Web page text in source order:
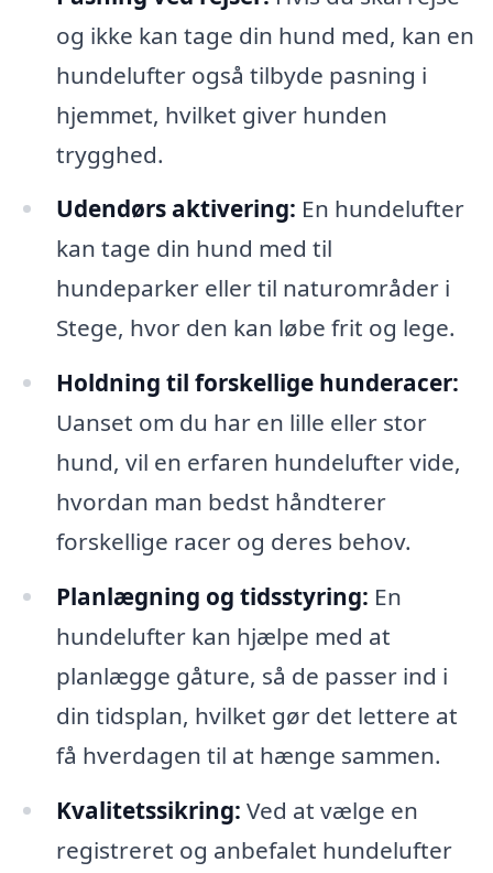
og ikke kan tage din hund med, kan en
hundelufter også tilbyde pasning i
hjemmet, hvilket giver hunden
trygghed.
Udendørs aktivering: En hundelufter
kan tage din hund med til
hundeparker eller til naturområder i
Stege, hvor den kan løbe frit og lege.
Holdning til forskellige hunderacer:
Uanset om du har en lille eller stor
hund, vil en erfaren hundelufter vide,
hvordan man bedst håndterer
forskellige racer og deres behov.
Planlægning og tidsstyring: En
hundelufter kan hjælpe med at
planlægge gåture, så de passer ind i
din tidsplan, hvilket gør det lettere at
få hverdagen til at hænge sammen.
Kvalitetssikring: Ved at vælge en
registreret og anbefalet hundelufter